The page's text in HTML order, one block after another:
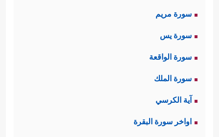
سورة مريم
سورة يس
سورة الواقعة
سورة الملك
آية الكرسي
اواخر سورة البقرة